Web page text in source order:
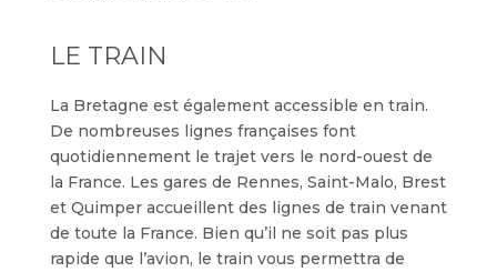
LE TRAIN
La Bretagne est également accessible en train.
De nombreuses lignes françaises font
quotidiennement le trajet vers le nord-ouest de
la France. Les gares de Rennes, Saint-Malo, Brest
et Quimper accueillent des lignes de train venant
de toute la France. Bien qu’il ne soit pas plus
rapide que l’avion, le train vous permettra de